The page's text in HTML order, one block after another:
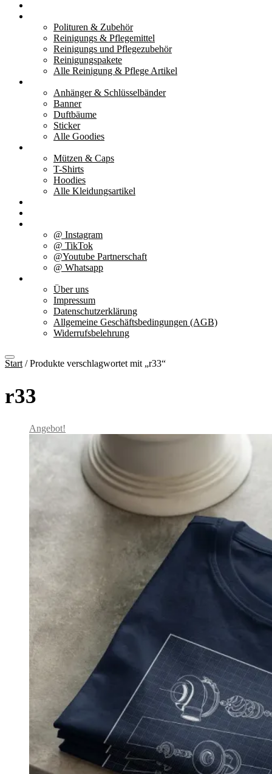
Polituren & Zubehör
Reinigungs & Pflegemittel
Reinigungs und Pflegezubehör
Reinigungspakete
Alle Reinigung & Pflege Artikel
Anhänger & Schlüsselbänder
Banner
Duftbäume
Sticker
Alle Goodies
Mützen & Caps
T-Shirts
Hoodies
Alle Kleidungsartikel
@ Instagram
@ TikTok
@Youtube Partnerschaft
@ Whatsapp
Über uns
Impressum
Datenschutzerklärung
Allgemeine Geschäftsbedingungen (AGB)
Widerrufsbelehrung
Start / Produkte verschlagwortet mit „r33“
r33
Angebot!